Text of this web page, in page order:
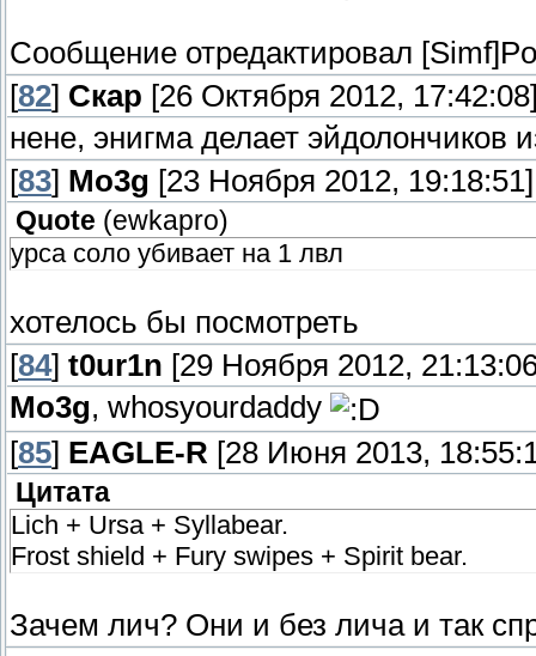
Сообщение отредактировал
[82] Скар [26 Октября 2012,
нене, энигма делает эйдолончиков
[83] Mo3g [23 Ноября 2012, 19:18:51]
Quote (ewkapro)
урса соло убивает на 1 лвл
хотелось бы посмотреть
[84] t0ur1n [29 Ноября 2012,
Mo3g, whosyourdaddy
[85] EAGLE-R [28 Июня 2013,
Цитата
Lich + Ursa + Syllabear.
Frost shield + Fury swipes + Spirit bear.
Зачем лич? Они и без лича и так